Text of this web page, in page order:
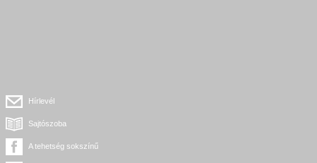
Hírlevél
Sajtószoba
A tehetség sokszínű